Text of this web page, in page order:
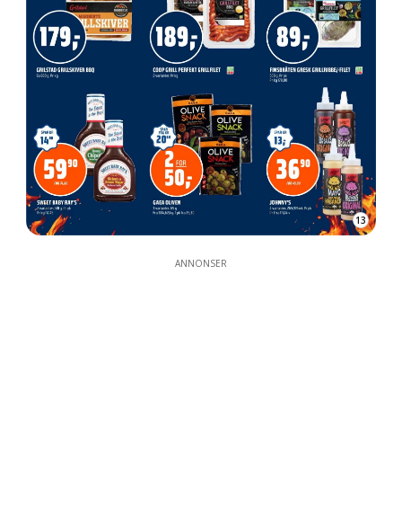
13
ANNONSER